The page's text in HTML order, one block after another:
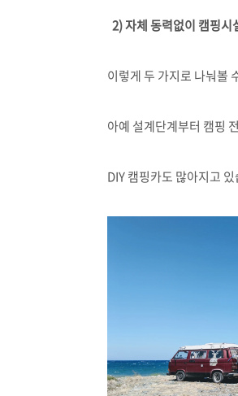
2) 자체 동력없이 캠핑
이렇게 두 가지로 나눠볼
아예 설계단계부터 캠핑
DIY 캠핑카도 많아지고